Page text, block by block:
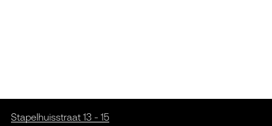
Stapelhuisstraat 13 - 15